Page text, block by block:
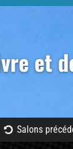
et
Salons